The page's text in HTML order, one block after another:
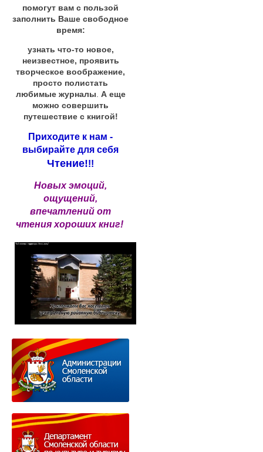
помогут вам с пользой
заполнить Ваше свободное
время:
узнать что-то новое,
неизвестное, проявить
творческое воображение,
просто полистать
любимые журналы А еще
можно совершить
путешествие с книгой!
Приходите к нам -
выбирайте для себя
Чтение!!!
Новых эмоций,
ощущений,
впечатлений от
чтения хороших книг!